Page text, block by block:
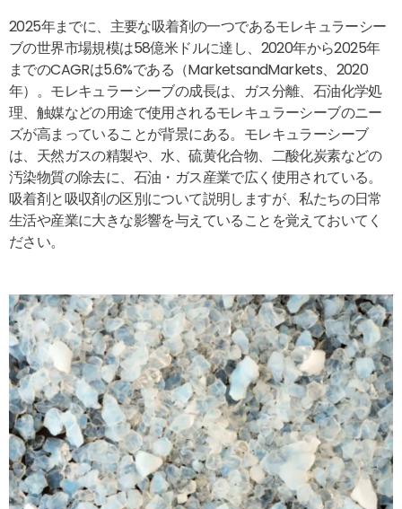
2025年までに、主要な吸着剤の一つであるモレキュラーシー
ブの世界市場規模は58億米ドルに達し、2020年から2025年
までのCAGRは5.6%である（MarketsandMarkets、2020
年）。モレキュラーシーブの成長は、ガス分離、石油化学処
理、触媒などの用途で使用されるモレキュラーシーブのニー
ズが高まっていることが背景にある。モレキュラーシーブ
は、天然ガスの精製や、水、硫黄化合物、二酸化炭素などの
汚染物質の除去に、石油・ガス産業で広く使用されている。
吸着剤と吸収剤の区別について説明しますが、私たちの日常
生活や産業に大きな影響を与えていることを覚えておいてく
ださい。